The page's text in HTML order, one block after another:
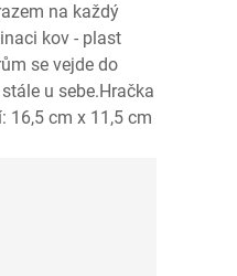
na každý
kov - plast
se vejde do
u sebe.Hračka
16,5 cm x 11,5 cm